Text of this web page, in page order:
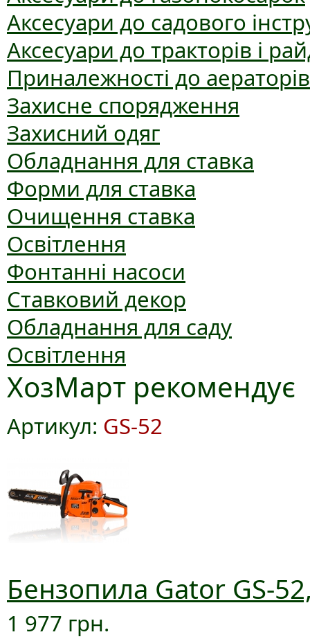
Аксесуари до садового
Аксесуари до тракторів і
Приналежності до аераторів
Захисне спорядження
Захисний одяг
Обладнання для ставка
Форми для ставка
Очищення ставка
Освітлення
Фонтанні насоси
Ставковий декор
Обладнання для саду
Освітлення
ХозМарт рекомендує
Артикул: GS-52
Бензопила Gator GS-
1 977 грн.